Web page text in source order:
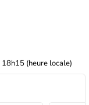
18h15 (heure locale)